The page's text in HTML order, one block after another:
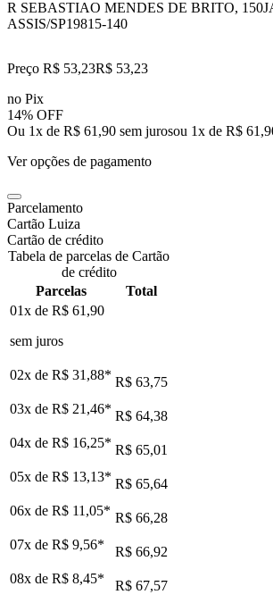
R SEBASTIAO MENDES DE BRITO, 150
ASSIS/SP19815-140
Preço R$ 53,23R$ 53,23
no Pix
14% OFF
Ou 1x de R$ 61,90 sem jurosou 1x de R$
Ver opções de pagamento
Parcelamento
Cartão Luiza
Cartão de crédito
Tabela de parcelas de Cartão
de crédito
Parcelas
Total
01x de R$ 61,90
sem juros
02x de R$ 31,88* R$ 63,75
03x de R$ 21,46* R$ 64,38
04x de R$ 16,25* R$ 65,01
05x de R$ 13,13* R$ 65,64
06x de R$ 11,05* R$ 66,28
07x de R$ 9,56*
R$ 66,92
08x de R$ 8,45*
R$ 67,57